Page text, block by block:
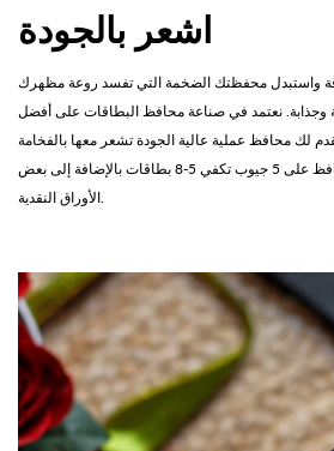
اشعر بالجودة
واستبدل محفظتك الضخمة التي تفسد روعة مظهرك
وجذابة. نعتمد في صناعة محافظ البطاقات على أفضل
لك محافظ عملية عالية الجودة تشعر معها بالفخامة
والرقي. تحتوي هذه المحافظ على 5 جيوب تكفي 5-8 بطاقات بالإضافة إلى بعض